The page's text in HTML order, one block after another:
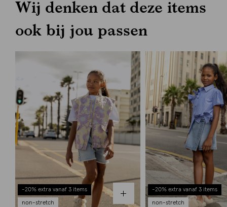
Wij denken dat deze items
ook bij jou passen
-20% extra vanaf 3 items
non-stretch
-20% extra vanaf 3 items
non-stretch